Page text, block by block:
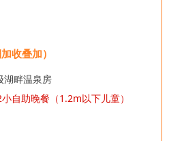
收叠加）
湖畔温泉房
自助晚餐（1.2m以下儿童）